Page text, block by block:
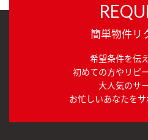
簡単物件リ
希望条件を伝
初めての方やリピ
大人気のサ
お忙しいあなたをサ